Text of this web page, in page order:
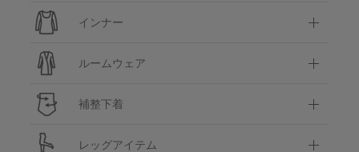
インナー
ルームウェア
補整下着
レッグアイテム